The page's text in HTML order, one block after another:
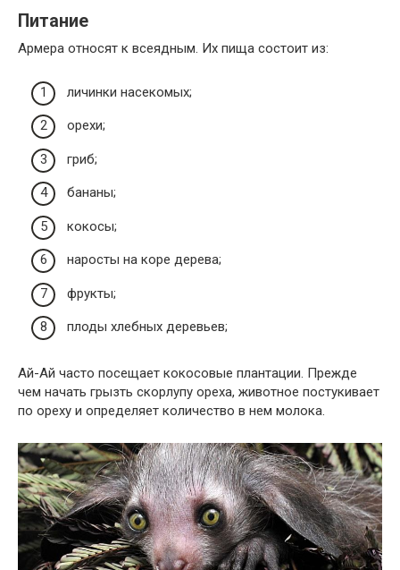
Питание
Армера относят к всеядным. Их пища состоит из:
личинки насекомых;
орехи;
гриб;
бананы;
кокосы;
наросты на коре дерева;
фрукты;
плоды хлебных деревьев;
Ай-Ай часто посещает кокосовые плантации. Прежде
чем начать грызть скорлупу ореха, животное постукивает
по ореху и определяет количество в нем молока.